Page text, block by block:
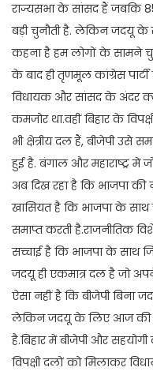
राज्यसभा के सांसद हैं जबकि
बड़ी चुनौती है. लेकिन जदयू के
कहना है हम लोगों के सामने
के बाद ही तृणमूल कांग्रेस
विधायक और सांसद के अंदर
कमजोर था.वहीं बिहार के
भी क्षेत्रीय दल हैं, बीजेपी उसे
हुई है. बंगाल और महाराष्ट्र में
अब दिख रहा है कि भाजपा
खासियत है कि भाजपा के साथ
समाप्त करती है.राजनीतिक
सच्चाई है कि भाजपा के साथ
जदयू ही एकमात्र दल है जो
ऐसा नहीं है कि बीजेपी बिना
लेकिन जदयू के लिए आज की
है.बिहार में बीजेपी और
विपक्षी दलों को मिलाकर